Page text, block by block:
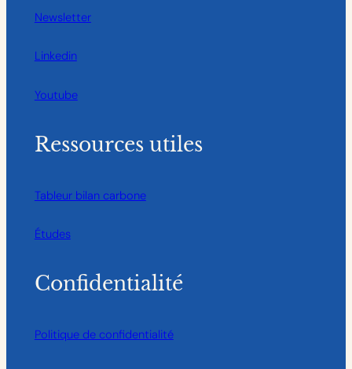
Newsletter
Linkedin
Youtube
Ressources utiles
Tableur bilan carbone
Études
Confidentialité
Politique de confidentialité